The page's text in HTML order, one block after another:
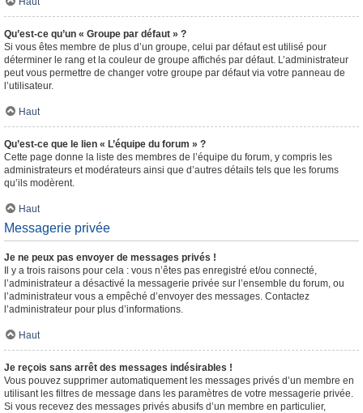
Qu’est-ce qu’un « Groupe par défaut » ?
Si vous êtes membre de plus d’un groupe, celui par défaut est utilisé pour
déterminer le rang et la couleur de groupe affichés par défaut. L’administrateur
peut vous permettre de changer votre groupe par défaut via votre panneau de
l’utilisateur.
Haut
Qu’est-ce que le lien « L’équipe du forum » ?
Cette page donne la liste des membres de l’équipe du forum, y compris les
administrateurs et modérateurs ainsi que d’autres détails tels que les forums
qu’ils modèrent.
Haut
Messagerie privée
Je ne peux pas envoyer de messages privés !
Il y a trois raisons pour cela : vous n’êtes pas enregistré et/ou connecté,
l’administrateur a désactivé la messagerie privée sur l’ensemble du forum, ou
l’administrateur vous a empêché d’envoyer des messages. Contactez
l’administrateur pour plus d’informations.
Haut
Je reçois sans arrêt des messages indésirables !
Vous pouvez supprimer automatiquement les messages privés d’un membre en
utilisant les filtres de message dans les paramètres de votre messagerie privée.
Si vous recevez des messages privés abusifs d’un membre en particulier,